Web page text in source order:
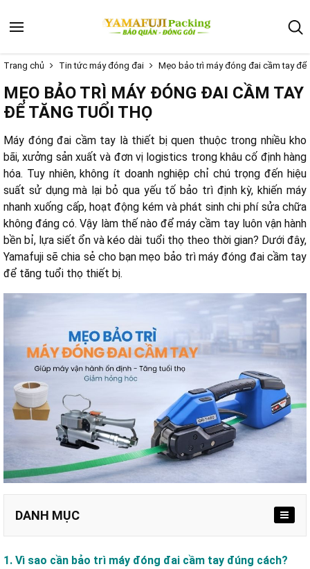
Trang chủ Tin tức máy đóng đai Mẹo bảo trì máy đóng đai cầm tay để
MẸO BẢO TRÌ MÁY ĐÓNG ĐAI CẦM TAY
ĐỂ TĂNG TUỔI THỌ
Máy đóng đai cầm tay là thiết bị quen thuộc trong nhiều kho
bãi, xưởng sản xuất và đơn vị logistics trong khâu cố định hàng
hóa. Tuy nhiên, không ít doanh nghiệp chỉ chú trọng đến hiệu
suất sử dụng mà lại bỏ qua yếu tố bảo trì định kỳ, khiến máy
nhanh xuống cấp, hoạt động kém và phát sinh chi phí sửa chữa
không đáng có. Vậy làm thế nào để máy cầm tay luôn vận hành
bền bỉ, lựa siết ổn và kéo dài tuổi thọ theo thời gian? Dưới đây,
Yamafuji sẽ chia sẻ cho bạn mẹo bảo trì máy đóng đai cầm tay
để tăng tuổi thọ thiết bị.
DANH MỤC
1. Vì sao cần bảo trì máy đóng đai cầm tay đúng cách?